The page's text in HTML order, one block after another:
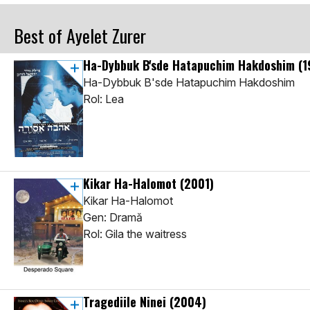
Best of Ayelet Zurer
Ha-Dybbuk B'sde Hatapuchim Hakdoshim
Ha-Dybbuk B'sde Hatapuchim Hakdoshim
Rol: Lea
Kikar Ha-Halomot (2001)
Kikar Ha-Halomot
Gen: Dramă
Rol: Gila the waitress
Tragediile Ninei (2004)